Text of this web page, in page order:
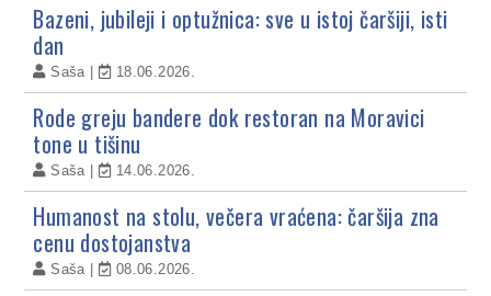
Bazeni, jubileji i optužnica: sve u istoj čaršiji, isti
dan
Saša 18.06.2026.
Rode greju bandere dok restoran na Moravici
tone u tišinu
Saša 14.06.2026.
Humanost na stolu, večera vraćena: čaršija zna
cenu dostojanstva
Saša 08.06.2026.